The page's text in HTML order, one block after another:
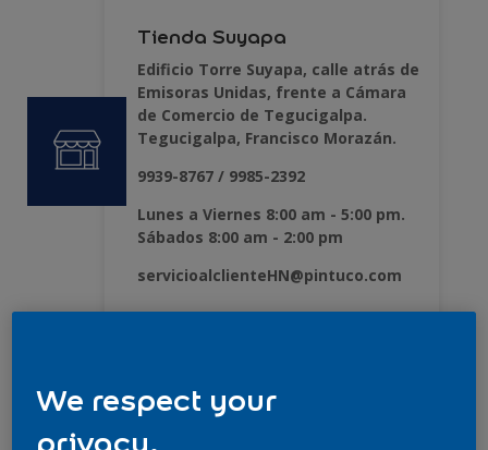
Tienda Suyapa
Edificio Torre Suyapa, calle atrás de
Emisoras Unidas, frente a Cámara
de Comercio de Tegucigalpa.
Tegucigalpa, Francisco Morazán.
9939-8767 / 9985-2392
Lunes a Viernes 8:00 am - 5:00 pm.
Sábados 8:00 am - 2:00 pm
servicioalclienteHN@pintuco.com
Tienda Morazán
Bo. Guadalupe, Blv Morazán,
We respect your